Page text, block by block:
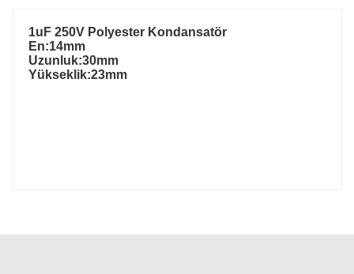
1uF 250V Polyester Kondansatör
En:14mm
Uzunluk:30mm
Yükseklik:23mm